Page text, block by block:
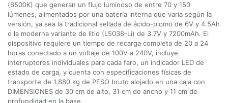
(6500K) que generan un flujo luminoso de entre 70 y 150
lúmenes, alimentados por una batería interna que varía según la
versión, ya sea la tradicional sellada de ácido-plomo de 6V y 4.5Ah
o la moderna variante de litio (L5038-Li) de 3.7V y 7200mAh. El
dispositivo requiere un tiempo de recarga completa de 20 a 24
horas conectado a un voltaje de 100V a 240V, incluye
interruptores individuales para cada faro, un indicador LED de
estado de carga, y cuenta con especificaciones físicas de
transporte de 1.880 kg de PESO bruto alojado en una caja con
DIMENSIONES de 30 cm de alto, 31 cm de ancho y 11 cm de
profundidad en la base.